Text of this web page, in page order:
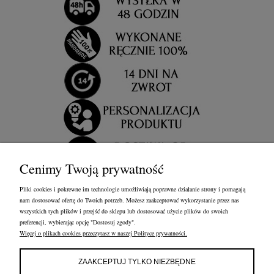
OBSŁUGA KLIENTA FRANCOW JEWELRY
Cenimy Twoją prywatność
Pliki cookies i pokrewne im technologie umożliwiają poprawne działanie strony i pomagają
nam dostosować ofertę do Twoich potrzeb. Możesz zaakceptować wykorzystanie przez nas
wszystkich tych plików i przejść do sklepu lub dostosować użycie plików do swoich
preferencji, wybierając opcję "Dostosuj zgody".
Więcej o plikach cookies przeczytasz w naszej Polityce prywatności.
ZAAKCEPTUJ TYLKO NIEZBĘDNE